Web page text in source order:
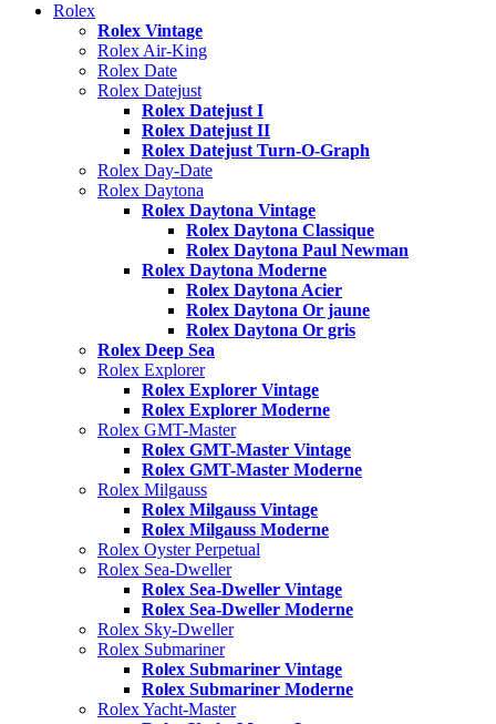
Rolex
Rolex Vintage
Rolex Air-King
Rolex Date
Rolex Datejust
Rolex Datejust I
Rolex Datejust II
Rolex Datejust Turn-O-Graph
Rolex Day-Date
Rolex Daytona
Rolex Daytona Vintage
Rolex Daytona Classique
Rolex Daytona Paul Newman
Rolex Daytona Moderne
Rolex Daytona Acier
Rolex Daytona Or jaune
Rolex Daytona Or gris
Rolex Deep Sea
Rolex Explorer
Rolex Explorer Vintage
Rolex Explorer Moderne
Rolex GMT-Master
Rolex GMT-Master Vintage
Rolex GMT-Master Moderne
Rolex Milgauss
Rolex Milgauss Vintage
Rolex Milgauss Moderne
Rolex Oyster Perpetual
Rolex Sea-Dweller
Rolex Sea-Dweller Vintage
Rolex Sea-Dweller Moderne
Rolex Sky-Dweller
Rolex Submariner
Rolex Submariner Vintage
Rolex Submariner Moderne
Rolex Yacht-Master